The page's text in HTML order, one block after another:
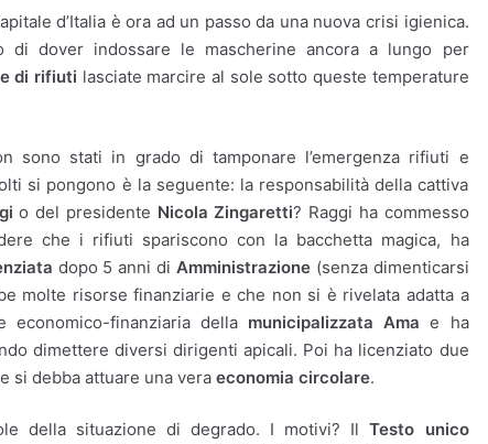
d’Italia è ora ad un passo da una nuova crisi igienica.
dover indossare le mascherine ancora a lungo per
di rifiuti lasciate marcire al sole sotto queste temperature
sono stati in grado di tamponare l’emergenza rifiuti e
si pongono è la seguente: la responsabilità della cattiva
o del presidente Nicola Zingaretti? Raggi ha commesso
che i rifiuti spariscono con la bacchetta magica, ha
dopo 5 anni di Amministrazione(senza dimenticarsi
molte risorse finanziarie e che non si è rivelata adatta a
finanziaria della municipalizzata Ama e ha
dimettere diversi dirigenti apicali. Poi ha licenziato due
si debba attuare una vera economia circolare.
della situazione di degrado. I motivi? IlTesto unico